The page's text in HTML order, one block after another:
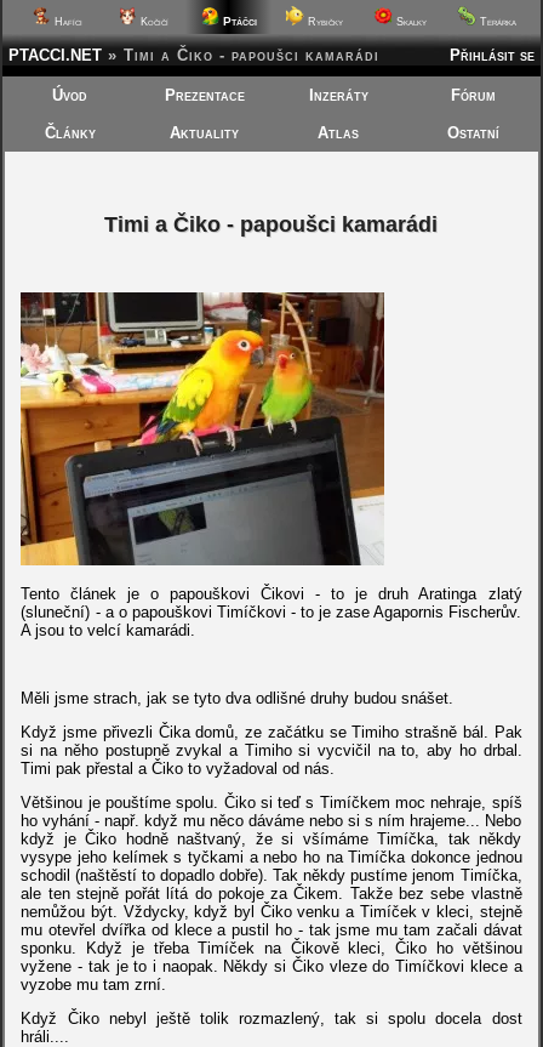
Hafíci Kočičí Ptáčci Rybičky Skalky Terárka
Přihlásit se
PTACCI.NET » Timi a Čiko - papoušci kamarádi
Úvod Prezentace Inzeráty Fórum
Články Aktuality Atlas Ostatní
Timi a Čiko - papoušci kamarádi
Tento článek je o papouškovi Čikovi - to je druh Aratinga zlatý
(sluneční) - a o papouškovi Timíčkovi - to je zase Agapornis Fischerův.
A jsou to velcí kamarádi.
Měli jsme strach, jak se tyto dva odlišné druhy budou snášet.
Když jsme přivezli Čika domů, ze začátku se Timiho strašně bál. Pak
si na něho postupně zvykal a Timiho si vycvičil na to, aby ho drbal.
Timi pak přestal a Čiko to vyžadoval od nás.
Většinou je pouštíme spolu. Čiko si teď s Timíčkem moc nehraje, spíš
ho vyhání - např. když mu něco dáváme nebo si s ním hrajeme... Nebo
když je Čiko hodně naštvaný, že si všímáme Timíčka, tak někdy
vysype jeho kelímek s tyčkami a nebo ho na Timíčka dokonce jednou
schodil (naštěstí to dopadlo dobře). Tak někdy pustíme jenom Timíčka,
ale ten stejně pořát lítá do pokoje za Čikem. Takže bez sebe vlastně
nemůžou být. Vždycky, když byl Čiko venku a Timíček v kleci, stejně
mu otevřel dvířka od klece a pustil ho - tak jsme mu tam začali dávat
sponku. Když je třeba Timíček na Čikově kleci, Čiko ho většinou
vyžene - tak je to i naopak. Někdy si Čiko vleze do Timíčkovi klece a
vyzobe mu tam zrní.
Když Čiko nebyl ještě tolik rozmazlený, tak si spolu docela dost
hráli....